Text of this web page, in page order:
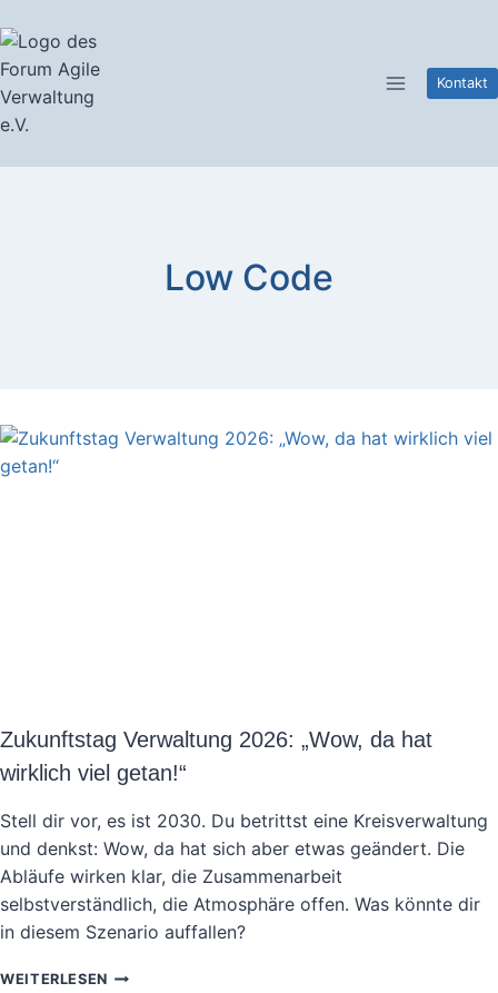
Inhalt
springen
Kontakt
Low Code
Zukunftstag Verwaltung 2026: „Wow, da hat
wirklich viel getan!“
Stell dir vor, es ist 2030. Du betrittst eine Kreisverwaltung
und denkst: Wow, da hat sich aber etwas geändert. Die
Abläufe wirken klar, die Zusammenarbeit
selbstverständlich, die Atmosphäre offen. Was könnte dir
in diesem Szenario auffallen?
WEITERLESEN ZUKUNFTSTAG